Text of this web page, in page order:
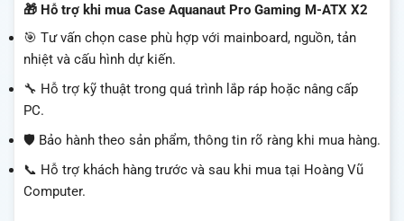
🎁 Hỗ trợ khi mua Case Aquanaut Pro Gaming M-ATX X2
🎯 Tư vấn chọn case phù hợp với mainboard, nguồn, tản
nhiệt và cấu hình dự kiến.
🔧 Hỗ trợ kỹ thuật trong quá trình lắp ráp hoặc nâng cấp
PC.
🛡️ Bảo hành theo sản phẩm, thông tin rõ ràng khi mua hàng.
📞 Hỗ trợ khách hàng trước và sau khi mua tại Hoàng Vũ
Computer.